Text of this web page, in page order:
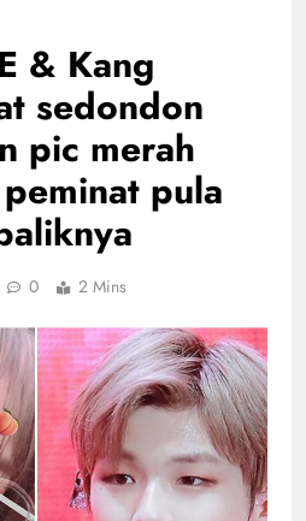
& Kang
sedondon
pic merah
pula
0 2 Mins